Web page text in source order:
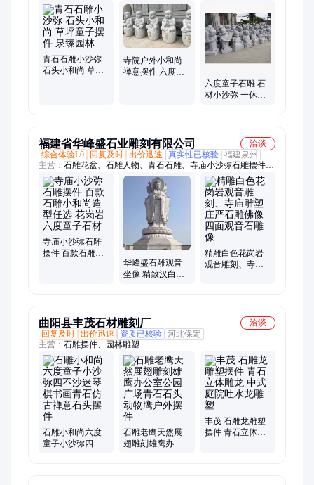
雕塑、石雕照壁
青石石雕小沙弥
石头小和尚 草坪
寺院户外小和尚
禅意摆件 六度可
六度童子石雕 石
材小沙弥 一休小
福建省华峰盛石业雕刻有限公司
洽谈
综合体验L0
回复及时 出价迅速 真实性已核验 福建泉州
主营： 石雕花盆、石雕人物、青石石雕、寺庙小沙弥石雕摆件、
石雕华表柱、观音石雕像、花岗岩石材、广场石雕雕塑、石塔、
石雕貔貅、石雕孔子、石雕须弥座、石雕麒麟、石雕大象、石雕
牌坊、石雕凉亭、石雕栏杆、石雕韦陀、阿弥陀佛、石雕龙柱
寺庙小沙弥石雕
摆件 百款石雕小
华峰盛石雕观音
坐像 精致汉白玉
精雕白色花岗岩
观音雕刻、寺庙
曲阳县丰茂石材雕刻厂
洽谈
回复及时 出价迅速 资质已核验 河北保定
主营： 石雕摆件、园林雕塑
石雕小和尚六度
童子小沙弥四不
石雕老鹰天然展
翅雕刻雄鹰办公
丰茂 石雕龙雕塑
摆件 青石立体雕